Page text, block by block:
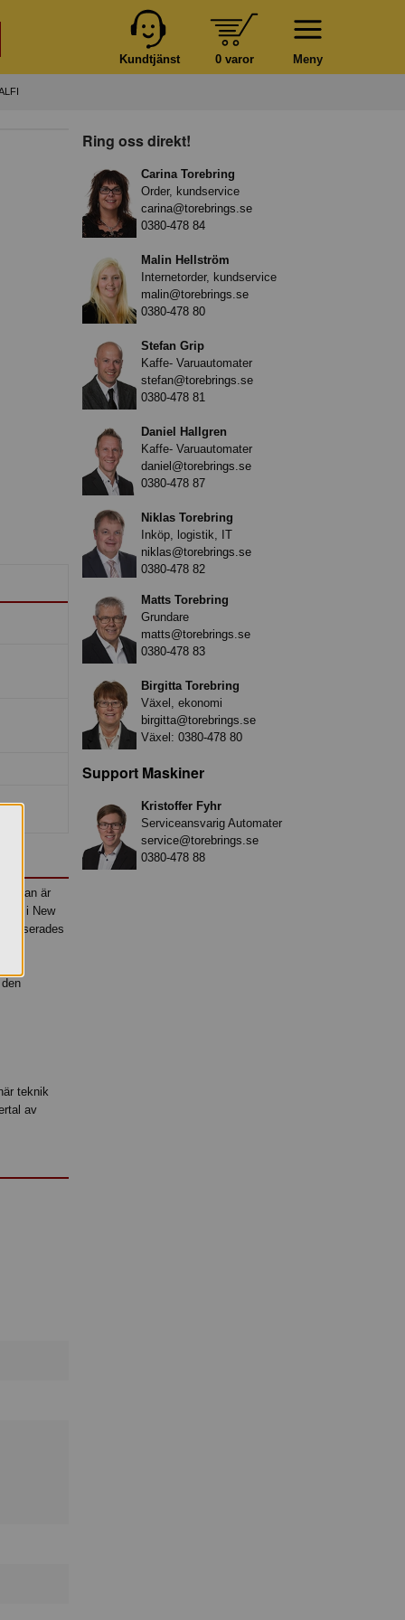
Meny
0 varor
Kundtjänst
är
i New
lanserades
teknik
av
Ring oss direkt!
Carina Torebring
Order, kundservice
carina@torebrings.se
0380-478 84
Malin Hellström
Internetorder, kundservice
malin@torebrings.se
0380-478 80
Stefan Grip
Kaffe- Varuautomater
stefan@torebrings.se
0380-478 81
Daniel Hallgren
Kaffe- Varuautomater
daniel@torebrings.se
0380-478 87
Niklas Torebring
Inköp, logistik, IT
niklas@torebrings.se
0380-478 82
Matts Torebring
Grundare
matts@torebrings.se
0380-478 83
Birgitta Torebring
Växel, ekonomi
birgitta@torebrings.se
Växel: 0380-478 80
Support Maskiner
Kristoffer Fyhr
Serviceansvarig Automater
service@torebrings.se
0380-478 88